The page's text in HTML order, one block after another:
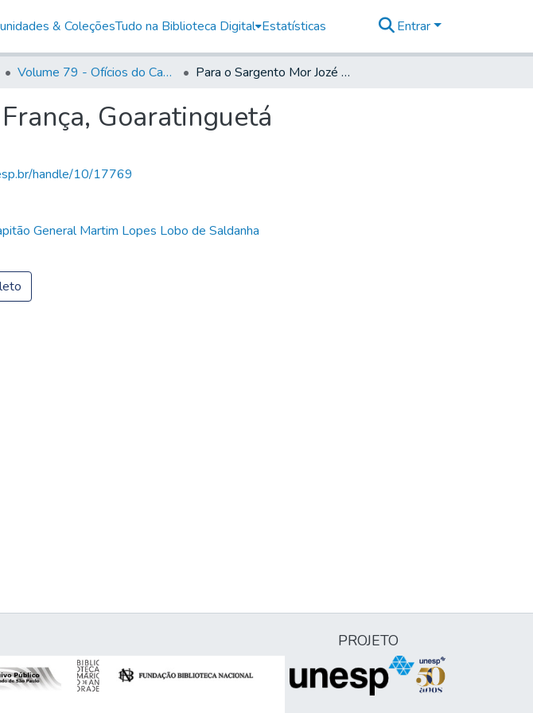
& ColeçõesTudo na Biblioteca Digital Estatísticas Entrar
Volume 79 - Ofícios do Capitão General Martim Lopes Lobo de Saldanha (1777) Para o Sargento Mor Jozé Galvão de França, Goaratinguetá
Goaratinguetá
handle/10/17769
General Martim Lopes Lobo de Saldanha
PROJETO